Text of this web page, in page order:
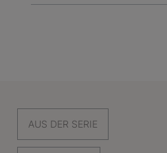
AUS DER SERIE